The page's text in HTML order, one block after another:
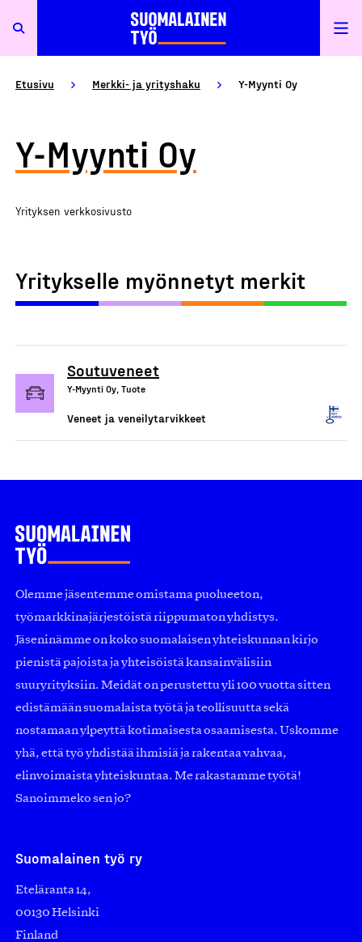
Etusivu Merkki- ja yrityshaku Y-Myynti Oy
Y-Myynti Oy
Yrityksen verkkosivusto
Yritykselle myönnetyt merkit
Soutuveneet
Y-Myynti Oy, Tuote
Veneet ja veneilytarvikkeet
Olemme jäsentemme omistama puolueeton,
työmarkkinajärjestöistä riippumaton yhdistys.
Jäseninämme on koko suomalaisen yhteiskunnan kirjo
pienistä pajoista ja yhteisöistä kansainvälisiin
suuryrityksiin. Meidät on perustettu yli 100 vuotta sitten
edistämään suomalaista työtä ja teollisuutta sekä
nostamaan ylpeyttä kotimaisesta osaamisesta. Uskomme
yhä, että työ yhdistää ihmisiä ja rakentaa vahvaa,
elinvoimaista yhteiskuntaa. Me rakastamme työtä!
Sanoimmeko sen jo?
Suomalainen työ ry
Eteläranta 14,
00130 Helsinki
Finland